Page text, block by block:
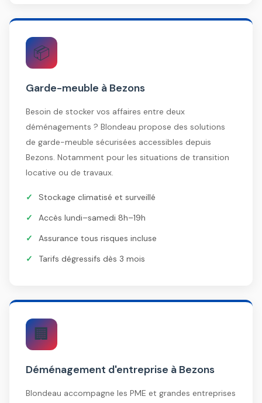
📦
Garde-meuble à Bezons
Besoin de stocker vos affaires entre deux
déménagements ? Blondeau propose des solutions
de garde-meuble sécurisées accessibles depuis
Bezons. Notamment pour les situations de transition
locative ou de travaux.
Stockage climatisé et surveillé
Accès lundi–samedi 8h–19h
Assurance tous risques incluse
Tarifs dégressifs dès 3 mois
🏢
Déménagement d'entreprise à Bezons
Blondeau accompagne les PME et grandes entreprises